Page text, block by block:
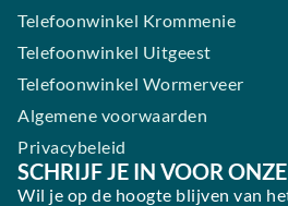
Telefoonwinkel Krommenie
Telefoonwinkel Uitgeest
Telefoonwinkel Wormerveer
Algemene voorwaarden
Privacybeleid
SCHRIJF JE IN VOOR
Wil je op de hoogte blijven van